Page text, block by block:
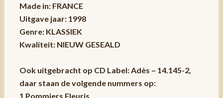
Made in: FRANCE
Uitgave jaar: 1998
Genre: KLASSIEK
Kwaliteit: NIEUW GESEALD
Ook uitgebracht op CD Label: Adès – 14.145-2,
daar staan de volgende nummers op:
1 Pommiers Fleuris